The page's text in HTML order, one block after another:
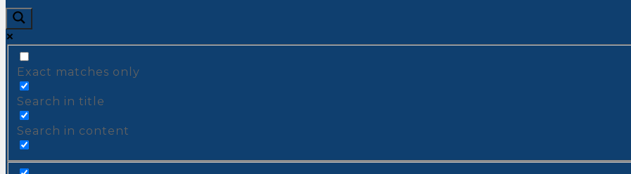
Exact matches only
Search in title
Search in content